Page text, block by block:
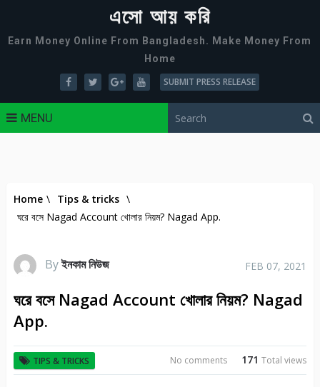
এসো আয় করি
Earn Money Online From Bangladesh. Make Money From
Home
SUBMIT PRESS RELEASE
MENU
Home \ Tips & tricks \
ঘরে বসে Nagad Account খোলার নিয়ম? Nagad App.
Byইনকাম নিউজ FEB 07, 2021
ঘরে বসে Nagad Account খোলার নিয়ম? Nagad
App.
TIPS & TRICKS 171Total views
No comments